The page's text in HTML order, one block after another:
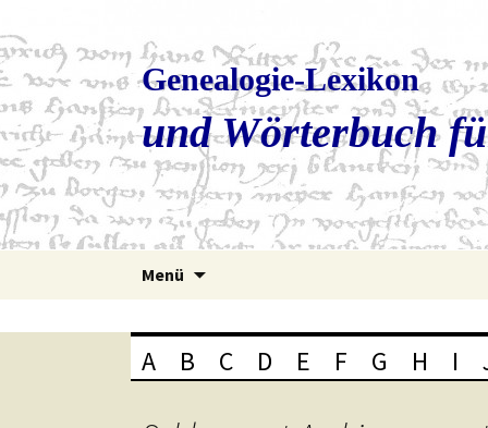
Genealogie-Lexikon
und Wörterbuch
Menü
A B C D E F G H I